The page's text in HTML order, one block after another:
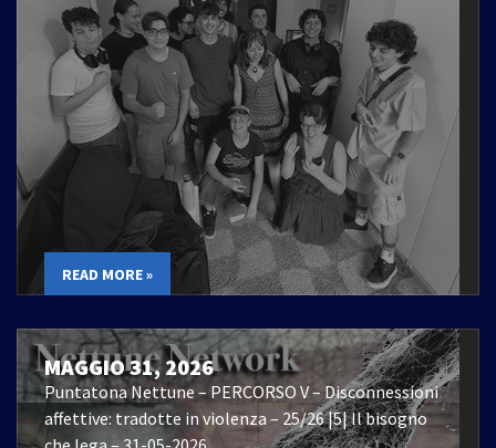
READ MORE »
MAGGIO 31, 2026
Puntatona Nettune – PERCORSO V – Disconnessioni
affettive: tradotte in violenza – 25/26 |5| Il bisogno